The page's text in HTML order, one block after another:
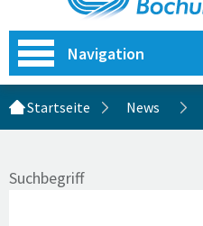
Navigation
Startseite News
Suchbegriff